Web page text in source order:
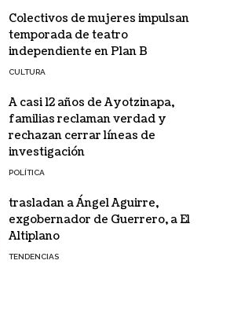
Colectivos de mujeres impulsan
temporada de teatro
independiente en Plan B
CULTURA
A casi 12 años de Ayotzinapa,
familias reclaman verdad y
rechazan cerrar líneas de
investigación
POLÍTICA
trasladan a Ángel Aguirre,
exgobernador de Guerrero, a El
Altiplano
TENDENCIAS